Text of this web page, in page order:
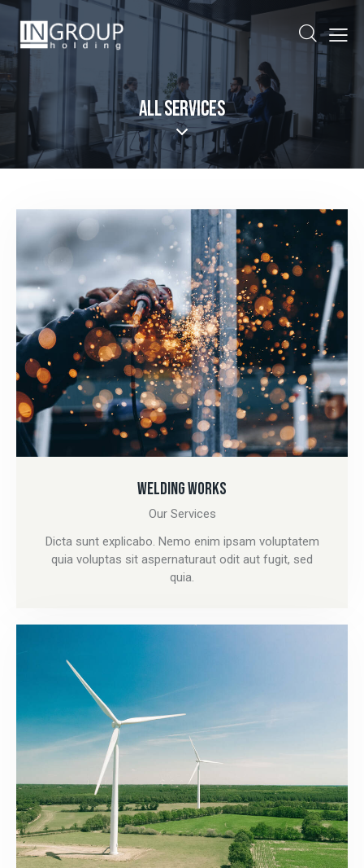
ALL SERVICES
WELDING WORKS
Our Services
Dicta sunt explicabo. Nemo enim ipsam voluptatem
quia voluptas sit aspernaturaut odit aut fugit, sed
quia.